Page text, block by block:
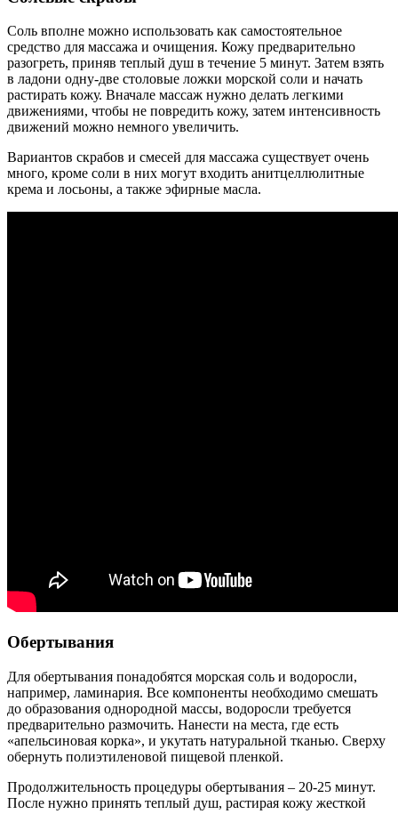
Соль вполне можно использовать как самостоятельное
средство для массажа и очищения. Кожу предварительно
разогреть, приняв теплый душ в течение 5 минут. Затем взять
в ладони одну-две столовые ложки морской соли и начать
растирать кожу. Вначале массаж нужно делать легкими
движениями, чтобы не повредить кожу, затем интенсивность
движений можно немного увеличить.
Вариантов скрабов и смесей для массажа существует очень
много, кроме соли в них могут входить анитцеллюлитные
крема и лосьоны, а также эфирные масла.
Обертывания
Для обертывания понадобятся морская соль и водоросли,
например, ламинария. Все компоненты необходимо смешать
до образования однородной массы, водоросли требуется
предварительно размочить. Нанести на места, где есть
«апельсиновая корка», и укутать натуральной тканью. Сверху
обернуть полиэтиленовой пищевой пленкой.
Продолжительность процедуры обертывания – 20-25 минут.
После нужно принять теплый душ, растирая кожу жесткой